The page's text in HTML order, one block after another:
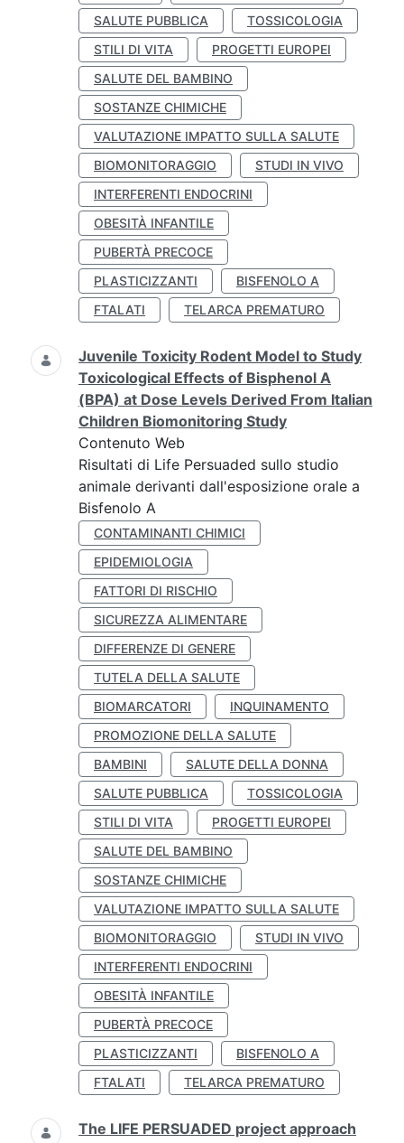
SALUTE PUBBLICA
TOSSICOLOGIA
STILI DI VITA
PROGETTI EUROPEI
SALUTE DEL BAMBINO
SOSTANZE CHIMICHE
VALUTAZIONE IMPATTO SULLA SALUTE
BIOMONITORAGGIO
STUDI IN VIVO
INTERFERENTI ENDOCRINI
OBESITÀ INFANTILE
PUBERTÀ PRECOCE
PLASTICIZZANTI
BISFENOLO A
FTALATI
TELARCA PREMATURO
Juvenile Toxicity Rodent Model to Study
Toxicological Effects of Bisphenol A
(BPA) at Dose Levels Derived From Italian
Children Biomonitoring Study
Contenuto Web
Risultati di Life Persuaded sullo studio
animale derivanti dall'esposizione orale a
Bisfenolo A
CONTAMINANTI CHIMICI
EPIDEMIOLOGIA
FATTORI DI RISCHIO
SICUREZZA ALIMENTARE
DIFFERENZE DI GENERE
TUTELA DELLA SALUTE
BIOMARCATORI
INQUINAMENTO
PROMOZIONE DELLA SALUTE
BAMBINI
SALUTE DELLA DONNA
SALUTE PUBBLICA
TOSSICOLOGIA
STILI DI VITA
PROGETTI EUROPEI
SALUTE DEL BAMBINO
SOSTANZE CHIMICHE
VALUTAZIONE IMPATTO SULLA SALUTE
BIOMONITORAGGIO
STUDI IN VIVO
INTERFERENTI ENDOCRINI
OBESITÀ INFANTILE
PUBERTÀ PRECOCE
PLASTICIZZANTI
BISFENOLO A
FTALATI
TELARCA PREMATURO
The LIFE PERSUADED project approach